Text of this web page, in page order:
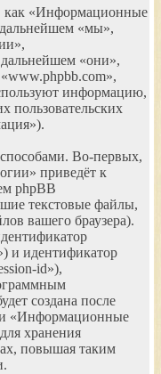
как «Информационные
дальнейшем «мы»,
«они»,
информацию,
пользовательских
Во-первых,
приведёт к
phpBB
текстовые файлы,
вашего браузера).
и идентификатор
id»),
создана после
«Информационные
хранения
повышая таким